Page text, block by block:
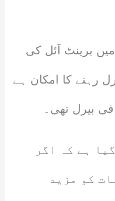
ورلڈ بینک کے مطابق 2026 میں برینٹ آئل کی
فی بیرل رہنے کا امکان ہے
ہے کہ اگر
کو مزید